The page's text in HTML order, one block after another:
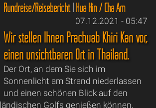
Rundreise/Reisebericht|Hua Hin / Cha Am
07.12.2021 - 05:47
Wir stellen Ihnen Prachuab Khiri Kan vor,
einen unsichtbaren Ort in Thailand.
Der Ort, an dem Sie sich im
Sonnenlicht am Strand niederlassen
und einen schönen Blick auf den
Golfs genießen können.